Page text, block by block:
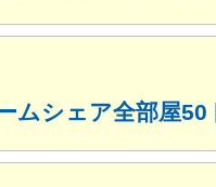
ムシェア全部屋50